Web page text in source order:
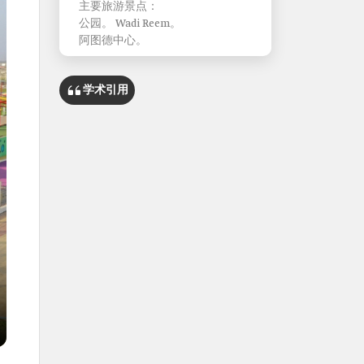
主要旅游景点：
公园。 Wadi Reem。
阿图德中心。
学术引用